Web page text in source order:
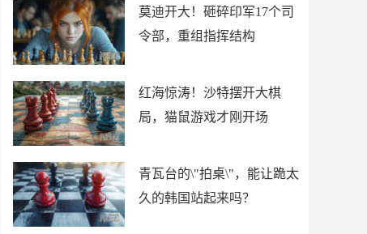
莫迪开大！砸碎印军17个司
令部，重组指挥结构
红海惊涛！沙特摆开大棋
局，猫鼠游戏才刚开场
青瓦台的\"拍桌\"，能让跪太
久的韩国站起来吗？